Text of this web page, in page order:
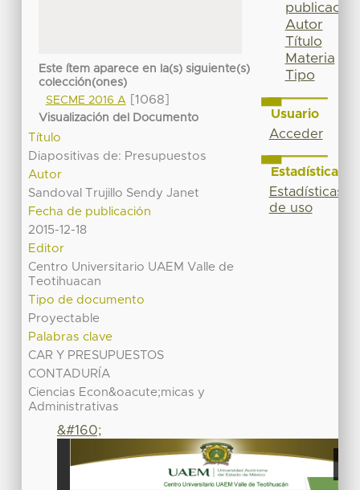
Este ítem aparece en la(s) siguiente(s)
colección(ones)
SECME 2016 A[1068]
Visualización del Documento
Título
Diapositivas de: Presupuestos
Autor
Sandoval Trujillo Sendy Janet
Fecha de publicación
2015-12-18
Editor
Centro Universitario UAEM Valle de
Teotihuacan
Tipo de documento
Proyectable
Palabras clave
CAR Y PRESUPUESTOS
CONTADURÍA
Ciencias Econ&oacute;micas y
Administrativas
&#160;
publicación
Autor
Título
Materia
Tipo
Usuario
Acceder
Estadísticas
Estadísticas
de uso